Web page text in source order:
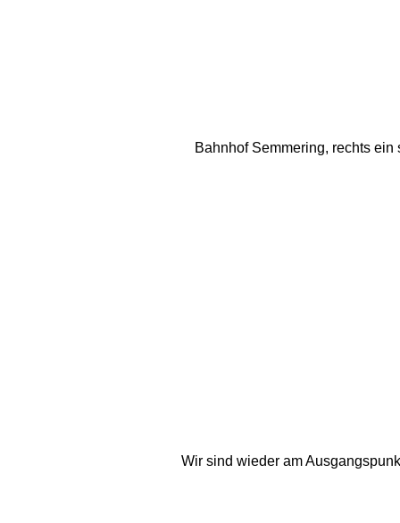
Bahnhof Semmering, rechts
Wir sind wieder am